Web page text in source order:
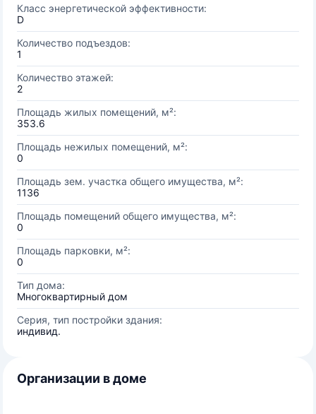
Класс энергетической эффективности:
D
Количество подъездов:
1
Количество этажей:
2
Площадь жилых помещений, м²:
353.6
Площадь нежилых помещений, м²:
0
Площадь зем. участка общего имущества, м²:
1136
Площадь помещений общего имущества, м²:
0
Площадь парковки, м²:
0
Тип дома:
Многоквартирный дом
Серия, тип постройки здания:
индивид.
Организации в доме